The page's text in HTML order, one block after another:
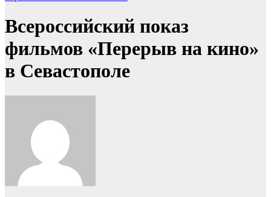
Всероссийский показ
фильмов «Перерыв на кино»
в Севастополе